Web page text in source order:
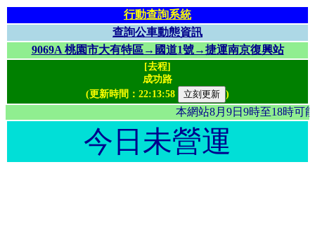
行動查詢系統
查詢公車動態資訊
9069A 桃園市大有特區→國道1號→捷運南京復興站
[去程]
成功路
(更新時間： 22:13:58 )
本網站8月9日9時至18
今日未營運